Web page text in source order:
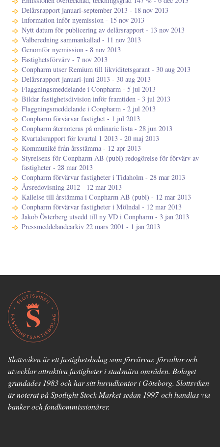
Delårsrapport januari-september 2013 - 18 nov 2013
Information inför nyemission - 15 nov 2013
Nytt datum för publicering av delårsrapport - 13 nov 2013
Valberedning sammankallad - 11 nov 2013
Genomför nyemission - 8 nov 2013
Fastighetsförvärv - 7 nov 2013
Conpharm utser Remium till likviditetsgarant - 30 aug 2013
Delårsrapport januari-juni 2013 - 30 aug 2013
Flaggningsmeddelande i Conpharm - 5 jul 2013
Bildar fastighetsdivision inför framtiden - 3 jul 2013
Flaggningsmeddelande i Conpharm - 2 jul 2013
Conpharm förvärvar fastighet - 1 jul 2013
Conpharm åternoteras på ordinarie lista - 28 jun 2013
Kvartalsrapport för kvartal 1 2013 - 20 maj 2013
Kommuniké från årsstämma - 12 apr 2013
Styrelsens för Conpharm AB (publ) redogörelse för förvärv av
fastigheter - 28 mar 2013
Conpharm förvärvar fastigheter i Tidaholm - 28 mar 2013
Årsredovisning 2012 - 12 mar 2013
Kallelse till årstämma i Conpharm AB (publ) - 12 mar 2013
Conpharm förvärvar fastigheter i Mölndal - 12 mar 2013
Jakob Österberg utsedd till ny VD i Conpharm - 3 jan 2013
Pressmeddelandearkiv 22 mars 2001 - 1 jan 2013
Slottsviken är ett fastighetsbolag som förvärvar, förvaltar och
utvecklar attraktiva fastigheter i stadsnära områden. Bolaget
grundades 1983 och har sitt huvudkontor i Göteborg. Slottsviken
är noterat på Spotlight Stock Market sedan 1997 och handlas via
banker och fondkommissionärer.